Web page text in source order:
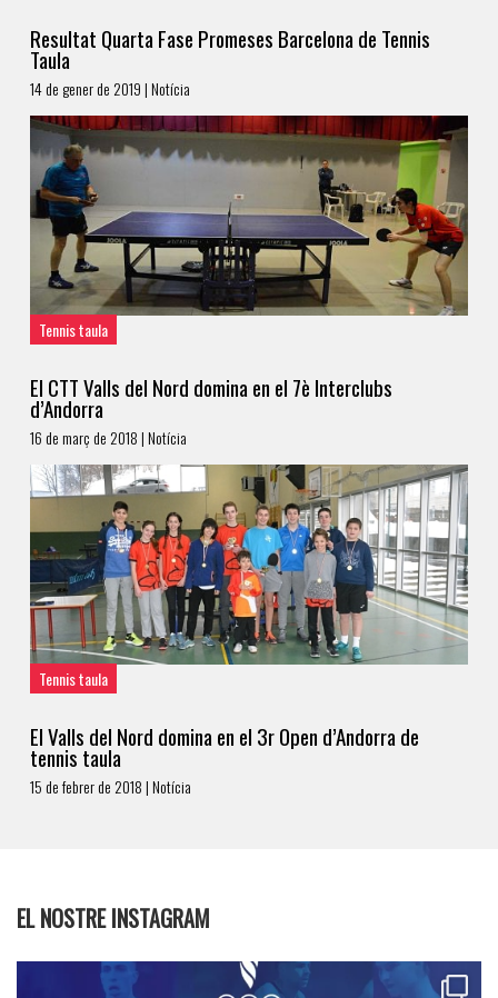
Resultat Quarta Fase Promeses Barcelona de Tennis
Taula
14 de gener de 2019 | Notícia
Tennis taula
El CTT Valls del Nord domina en el 7è Interclubs
d’Andorra
16 de març de 2018 | Notícia
Tennis taula
El Valls del Nord domina en el 3r Open d’Andorra de
tennis taula
15 de febrer de 2018 | Notícia
EL NOSTRE INSTAGRAM